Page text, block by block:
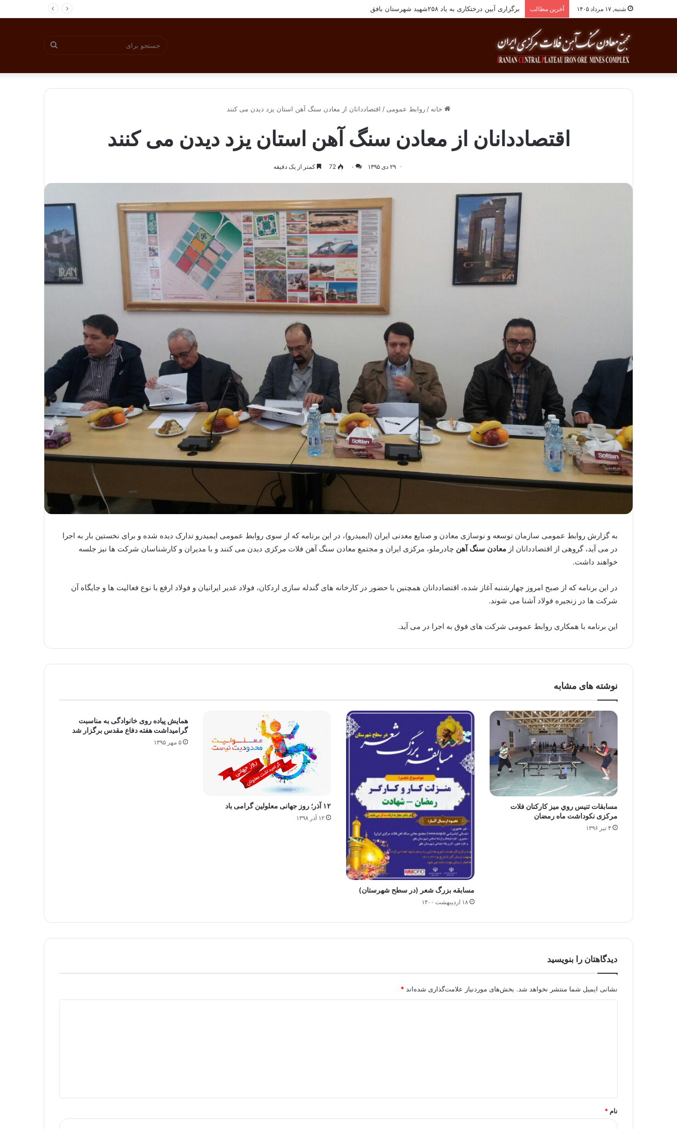
شنبه, ۱۷ مرداد ۱۴۰۵ آخرین مطالب برگزاری آیین درختکاری به یاد ۲۵۸شهید شهرستان بافق
خانه / روابط عمومی / اقتصاددانان از معادن سنگ آهن استان یزد دیدن می کنند
اقتصاددانان از معادن سنگ آهن استان یزد دیدن می کنند
۲۹ دی ۱۳۹۵ ۰ 72 کمتر از یک دقیقه
به گزارش روابط عمومی سازمان توسعه و نوسازی معادن و صنایع معدنی ایران (ایمیدرو)، در این برنامه که از سوی روابط عمومی ایمیدرو تدارک دیده شده و برای نخستین بار به اجرا
در می آید،‌ گروهی از اقتصاددانان از معادن سنگ آهن چادرملو،‌ مرکزی ایران و مجتمع معادن سنگ آهن فلات مرکزی دیدن می کنند و با مدیران و کارشناسان شرکت ها نیز جلسه
خواهند داشت.
در این برنامه که از صبح امروز چهارشنبه آغاز شده، اقتصاددانان همچنین با حضور در کارخانه های گندله سازی اردکان، فولاد غدیر ایرانیان و فولاد ارفع با نوع فعالیت ها و جایگاه آن
شرکت ها در زنجیره فولاد آشنا می شوند.
این برنامه با همکاری روابط عمومی شرکت های فوق به اجرا در می آید.
نوشته های مشابه
مسابقات تنيس روي ميز کارکنان فلات
مرکزی نکوداشت ماه رمضان
۴ تیر ۱۳۹۶
مسابقه بزرگ شعر (در سطح شهرستان)
۱۸ اردیبهشت ۱۴۰۰
۱۲ آذر؛ روز جهانی معلولین گرامی باد
۱۲ آذر ۱۳۹۸
همایش پیاده روی خانوادگی به مناسبت
گرامیداشت هفته دفاع مقدس برگزار شد
۵ مهر ۱۳۹۵
دیدگاهتان را بنویسید
نشانی ایمیل شما منتشر نخواهد شد. بخش‌های موردنیاز علامت‌گذاری شده‌اند *
*
نام *